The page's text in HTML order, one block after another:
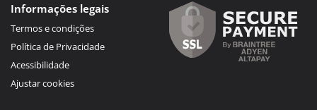
Informações legais
Termos e condições
Política de Privacidade
Acessibilidade
Ajustar cookies